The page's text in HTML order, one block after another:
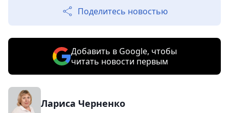
Поделитесь новостью
Добавить в Google, чтобы
читать новости первым
Лариса Черненко